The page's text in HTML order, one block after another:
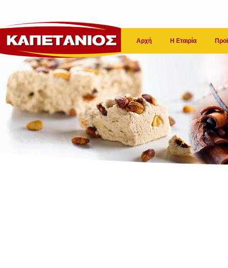
Αρχή Η Εταιρία